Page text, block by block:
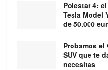
Polestar 4:
Tesla Model
de 50.000
Probamos el
SUV que te
necesitas